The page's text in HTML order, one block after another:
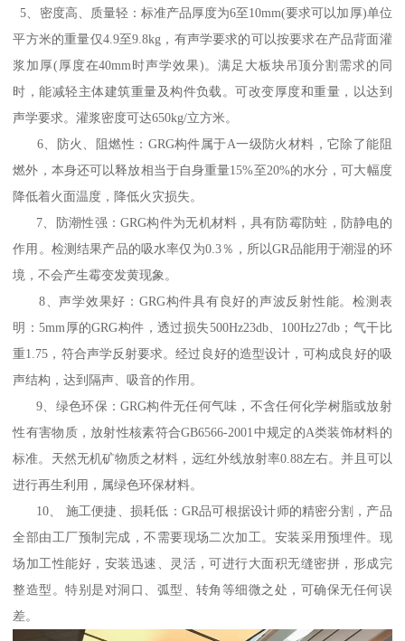
5、密度高、质量轻：标准产品厚度为6至10mm(要求可以加厚)单位
平方米的重量仅4.9至9.8kg，有声学要求的可以按要求在产品背面灌
浆加厚(厚度在40mm时声学效果)。满足大板块吊顶分割需求的同
时，能减轻主体建筑重量及构件负载。可改变厚度和重量，以达到
声学要求。灌浆密度可达650kg/立方米。
6、防火、阻燃性：GRG构件属于A一级防火材料，它除了能阻
燃外，本身还可以释放相当于自身重量15%至20%的水分，可大幅度
降低着火面温度，降低火灾损失。
7、防潮性强：GRG构件为无机材料，具有防霉防蛀，防静电的
作用。检测结果产品的吸水率仅为0.3％，所以GR品能用于潮湿的环
境，不会产生霉变发黄现象。
8、声学效果好：GRG构件具有良好的声波反射性能。检测表
明：5mm厚的GRG构件，透过损失500Hz23db、100Hz27db；气干比
重1.75，符合声学反射要求。经过良好的造型设计，可构成良好的吸
声结构，达到隔声、吸音的作用。
9、绿色环保：GRG构件无任何气味，不含任何化学树脂或放射
性有害物质，放射性核素符合GB6566-2001中规定的A类装饰材料的
标准。天然无机矿物质之材料，远红外线放射率0.88左右。并且可以
进行再生利用，属绿色环保材料。
10、 施工便捷、损耗低：GR品可根据设计师的精密分割，产品
全部由工厂预制完成，不需要现场二次加工。安装采用预埋件。现
场加工性能好，安装迅速、灵活，可进行大面积无缝密拼，形成完
整造型。特别是对洞口、弧型、转角等细微之处，可确保无任何误
差。